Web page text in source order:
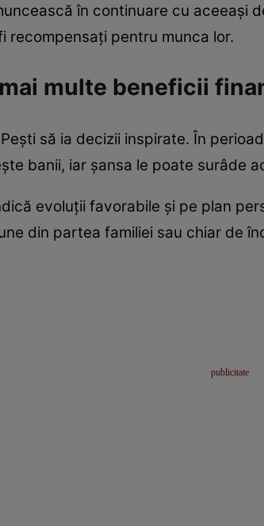
în continuare cu aceeași
recompensați pentru munca lor.
multe beneficii
să ia decizii inspirate. În
banii, iar șansa le poate surâde
evoluții favorabile și pe plan
din partea familiei sau chiar de